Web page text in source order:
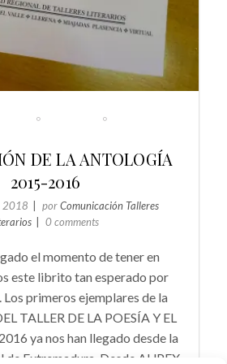
DE LA ANTOLOGÍA
2015-2016
2018 porComunicación Talleres
0 comments
el momento de tener en
este librito tan esperado por
primeros ejemplares de la
TALLER DE LA POESÍA Y EL
ya nos han llegado desde la
de Extremadura. Desde AUPEX